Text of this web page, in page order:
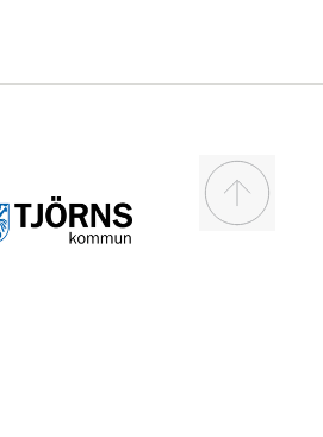
Scroll to